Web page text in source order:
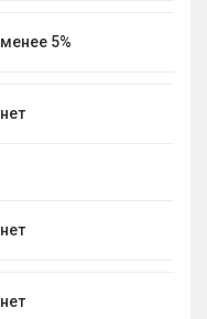
менее 5%
нет
нет
нет